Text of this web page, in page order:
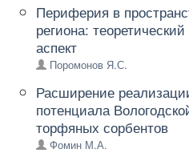
Периферия в
региона:
аспект
Поромонов Я.С.
Расширение
потенциала
торфяных сорбентов
Фомин М.А.